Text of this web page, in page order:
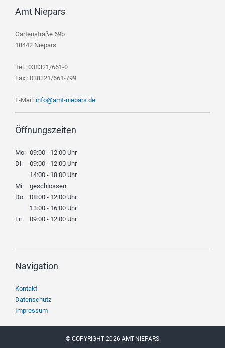
Amt Niepars
Gartenstraße 69b
18442 Niepars
Tel.: 038321/661-0
Fax.: 038321/661-799
E-Mail: info@amt-niepars.de
Öffnungszeiten
Mo: 09:00 - 12:00 Uhr
Di:
09:00 - 12:00 Uhr
14:00 - 18:00 Uhr
Mi:
geschlossen
Do:
08:00 - 12:00 Uhr
13:00 - 16:00 Uhr
Fr:
09:00 - 12:00 Uhr
Navigation
Navigation
überspringen
Kontakt
Datenschutz
Impressum
© COPYRIGHT 2026 AMT-NIEPARS